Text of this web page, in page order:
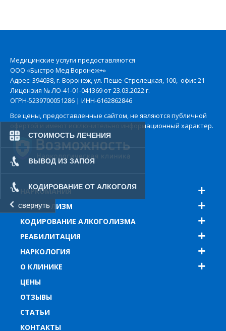
СТОИМОСТЬ ЛЕЧЕНИЯ
ВЫВОД ИЗ ЗАПОЯ
КОДИРОВАНИЕ ОТ АЛКОГОЛЯ
свернуть
Обследование, диагностические
мероприятия, осмотр и оценка состояния
больного человека.
Детоксикация организма.
Медицинские услуги предоставляются
ООО «Быстро Мед Воронеж+»
Адрес: 394038, г. Воронеж, ул. Пеше-Стрелецкая, 100, офис 21
Лицензия № ЛО-41-01-041369 от 23.03.2022 г.
ОГРН-5239700051286 | ИНН-6162862846
Все цены, предоставленные сайтом, не являются публичной
офертой и имеют исключительно информационный характер.
НАРКОМАНИЯ
АЛКОГОЛИЗМ
КОДИРОВАНИЕ АЛКОГОЛИЗМА
РЕАБИЛИТАЦИЯ
НАРКОЛОГИЯ
О КЛИНИКЕ
ЦЕНЫ
ОТЗЫВЫ
СТАТЬИ
КОНТАКТЫ